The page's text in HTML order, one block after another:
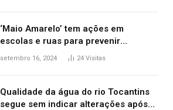
‘Maio Amarelo’ tem ações em
escolas e ruas para prevenir
acidentes no trânsito no AP
setembro 16, 2024 24 Visitas
Qualidade da água do rio Tocantins
segue sem indicar alterações após